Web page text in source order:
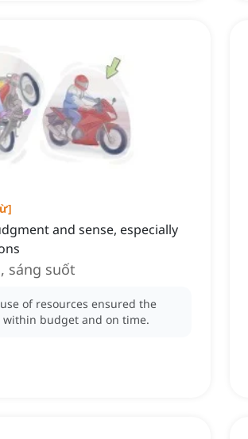
]
and sense, especially
sáng suốt
use of resources ensured the
within budget and on time.